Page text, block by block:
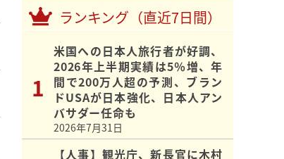
ランキング（直近7日間）
米国への日本人旅行者が好調、
2026年上半期実績は5％増、年
間で200万人超の予測、ブラン
ドUSAが日本強化、日本人アン
バサダー任命も
2026年7月31日
【人事】観光庁、新長官に木村